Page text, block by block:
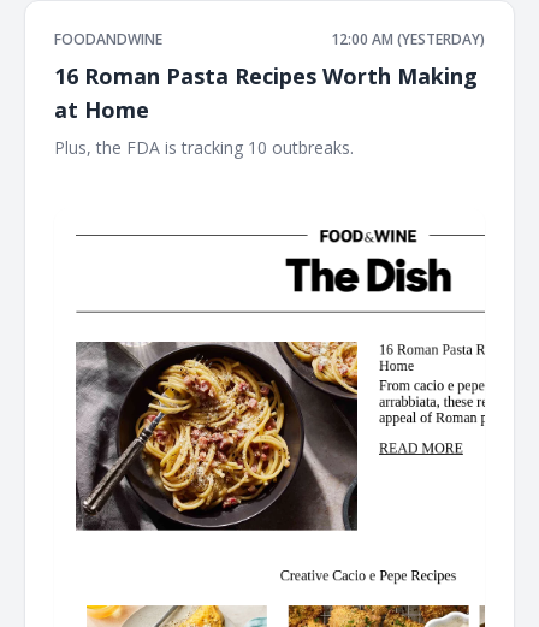
FOODANDWINE 12:00 AM (YESTERDAY)
16 Roman Pasta Recipes Worth Making
at Home
Plus, the FDA is tracking 10 outbreaks. ‌ ‌ ‌ ‌ ‌ ‌ ‌ ‌ ‌ ‌ ‌ ‌ ‌ ‌ ‌ ‌ ‌ ‌ ‌ ‌ ‌ ‌ ‌ ‌ ‌ ‌ ‌